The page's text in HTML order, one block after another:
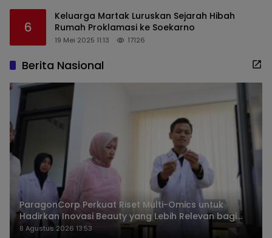
6
Keluarga Martak Luruskan Sejarah Hibah
Rumah Proklamasi ke Soekarno
19 Mei 2025 11:13 17126
Berita Nasional
ParagonCorp Perkuat Riset Multi-Omics untuk
Hadirkan Inovasi Beauty yang Lebih Relevan bagi
Masyarakat Indonesia
8 Agustus 2026 13:53